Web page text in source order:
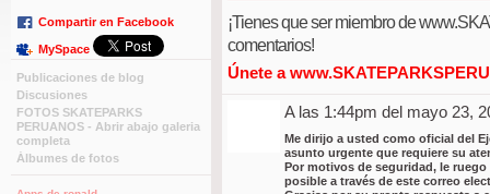
Compartir en Facebook
MySpace
Publicaciones de blog
Discusiones
FOTOS SKATEPARKS
PERUANOS - Abrir abajo galeria
completa
Álbumes de fotos
¡Tienes que ser miembro de
comentarios!
Únete a
A las 1:44pm del mayo 23,
Me dirijo a usted como oficial del
asunto urgente que requiere su
Por motivos de seguridad, le
posible a través de este correo